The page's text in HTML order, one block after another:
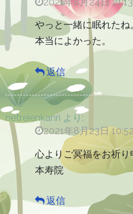
やっと一緒に眠れたね
本当によかった。
返信
netreienkanri より:
2021年8月23日
心よりご冥福をお祈り
本寿院
返信